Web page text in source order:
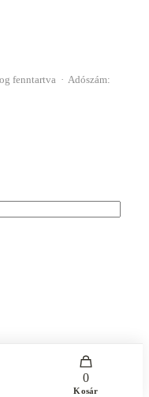
fenntartva · Adószám:
0
Kosár